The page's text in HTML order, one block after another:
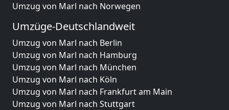
Umzug von Marl nach Norwegen
Umzüge-Deutschlandweit
Umzug von Marl nach Berlin
Umzug von Marl nach Hamburg
Umzug von Marl nach München
Umzug von Marl nach Köln
Umzug von Marl nach Frankfurt am Main
Umzug von Marl nach Stuttgart